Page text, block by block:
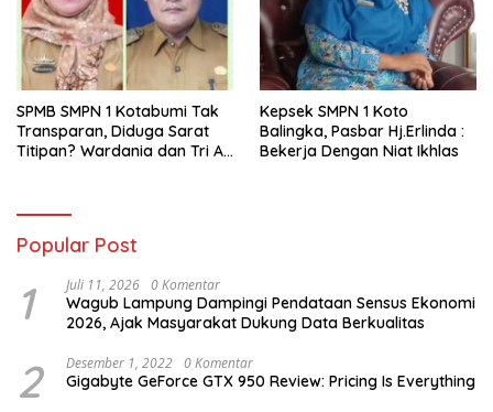
SPMB SMPN 1 Kotabumi Tak
Transparan, Diduga Sarat
Titipan? Wardania dan Tri Aji
Kepsek SMPN 1 Koto
Balingka, Pasbar Hj.Erlinda :
Bekerja Dengan Niat Ikhlas
Popular Post
1 Juli 11, 2026 0 Komentar
Wagub Lampung Dampingi Pendataan Sensus Ekonomi
2026, Ajak Masyarakat Dukung Data Berkualitas
2 Desember 1, 2022 0 Komentar
Gigabyte GeForce GTX 950 Review: Pricing Is Everything